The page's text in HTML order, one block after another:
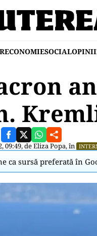
ECONOMIESOCIALOPINII
09:49, deEliza Popa, în
ca sursă preferată în